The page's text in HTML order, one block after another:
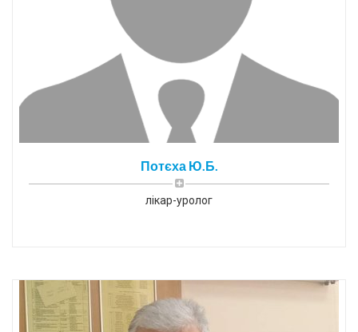
Потєха Ю.Б.
лікар-уролог